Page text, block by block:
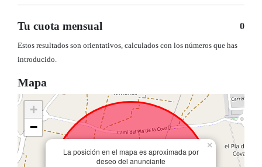
Tu cuota mensual 0
Estos resultados son orientativos, calculados con los números que has
introducido.
Mapa
La posición en el mapa es aproximada por
deseo del anunciante
×
+
−